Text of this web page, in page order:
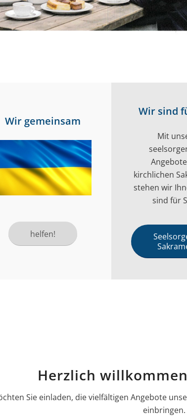
Wir gemeinsam
helfen!
Wir sind
Mit
kirchlichen
stehen wir
sind für
Herzlich
Sie einladen, die vielfältigen Angebote